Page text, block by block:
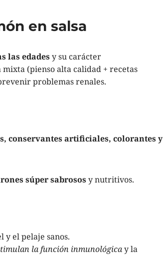
en salsa
las edadesy su carácter
(pienso alta calidad + recetas
problemas renales.
conservantes artificiales, colorantes y
súper sabrososy nutritivos.
y el pelaje sanos.
la función inmunológicay la